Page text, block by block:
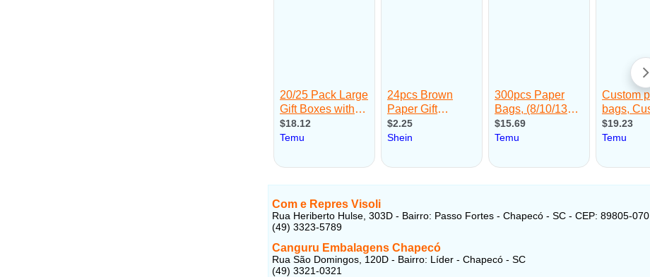
Com e Repres Visoli
Rua Heriberto Hulse, 303D - Bairro: Passo Fortes - Chapecó - SC - CEP: 89805-070
(49) 3323-5789
Canguru Embalagens Chapecó
Rua São Domingos, 120D - Bairro: Líder - Chapecó - SC
(49) 3321-0321